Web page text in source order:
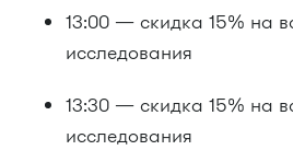
13:00 — скидка 15% на
исследования
13:30 — скидка 15% на
исследования